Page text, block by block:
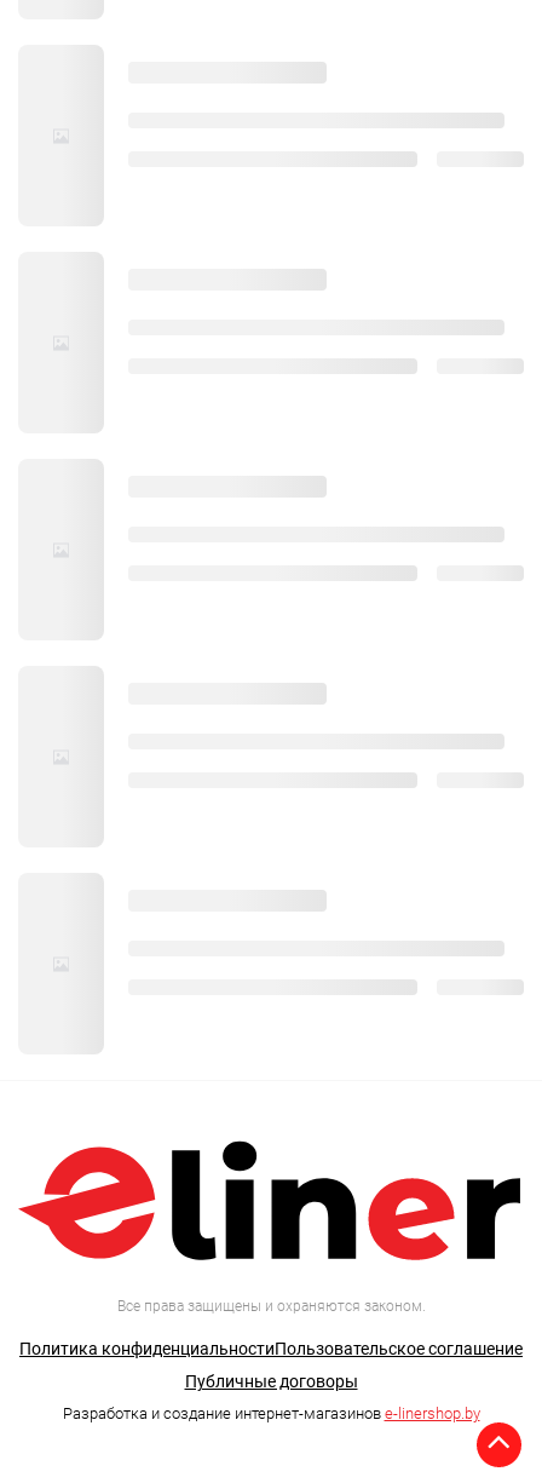
Все права защищены и охраняются законом.
Политика конфиденциальностиПользовательское соглашение
Публичные договоры
Разработка и создание интернет-магазинов e-linershop.by